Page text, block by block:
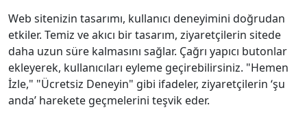
Web sitenizin tasarımı, kullanıcı deneyimini doğrudan
etkiler. Temiz ve akıcı bir tasarım, ziyaretçilerin sitede
daha uzun süre kalmasını sağlar. Çağrı yapıcı butonlar
ekleyerek, kullanıcıları eyleme geçirebilirsiniz. "Hemen
İzle," "Ücretsiz Deneyin" gibi ifadeler, ziyaretçilerin ‘şu
anda’ harekete geçmelerini teşvik eder.